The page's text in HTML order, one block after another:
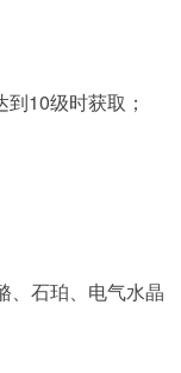
10级时获取；
、石珀、电气水晶